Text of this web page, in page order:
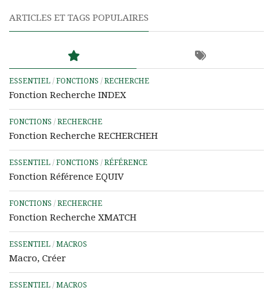
ARTICLES ET TAGS POPULAIRES
ESSENTIEL / FONCTIONS / RECHERCHE
Fonction Recherche INDEX
FONCTIONS / RECHERCHE
Fonction Recherche RECHERCHEH
ESSENTIEL / FONCTIONS / RÉFÉRENCE
Fonction Référence EQUIV
FONCTIONS / RECHERCHE
Fonction Recherche XMATCH
ESSENTIEL / MACROS
Macro, Créer
ESSENTIEL / MACROS